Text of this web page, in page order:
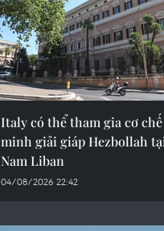
Italy có thể tham gia cơ chế
minh giải giáp Hezbollah
Nam Liban
04/08/2026 22:42